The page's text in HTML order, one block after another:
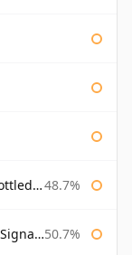
1996 48.7%
50.7%